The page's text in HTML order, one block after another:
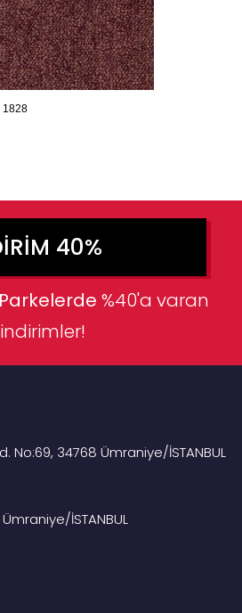
1828
40%
%40'a varan
indirimler!
No:69, 34768 Ümraniye/İSTANBUL
İSTANBUL